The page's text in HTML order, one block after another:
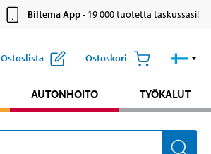
Biltema App- 19 000 tuotetta taskussasi!
Ostoslista Ostoskori
AUTONHOITO TYÖKALUT